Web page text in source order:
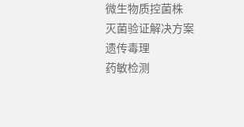
微生物质控菌株
灭菌验证解决方案
遗传毒理
药敏检测